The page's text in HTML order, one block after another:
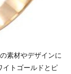
素材やデザインに
イトゴールドとピ